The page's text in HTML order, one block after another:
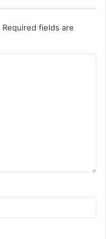
Required fields are